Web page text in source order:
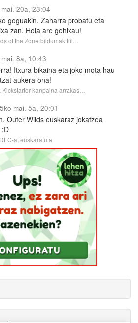
20a, 23:04
goguakin. Zaharra probatu eta
zan. Hola are gehixau!
of the Zone bildumak tril…
8a, 10:43
Itxura bikaina eta joko mota hau
aukera ona!
kanpaina arrakas…
mai. 5a, 20:01
Outer Wilds euskaraz jokatzea
:D
a, euskaratuta